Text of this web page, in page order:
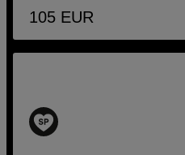
105 EUR